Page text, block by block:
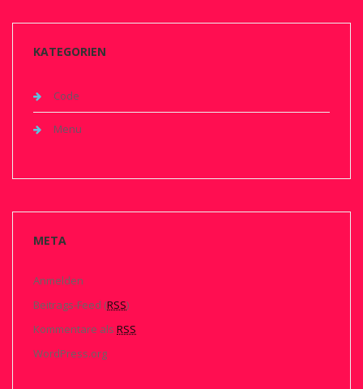
KATEGORIEN
Code
Menu
META
Anmelden
Beitrags-Feed (RSS)
Kommentare als RSS
WordPress.org